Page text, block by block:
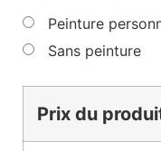
Peinture
Sans peinture
Prix du